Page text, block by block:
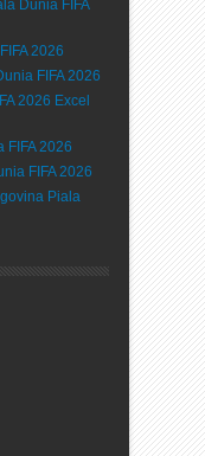
Dunia FIFA
2026
FIFA 2026
2026 Excel
FIFA 2026
FIFA 2026
Piala